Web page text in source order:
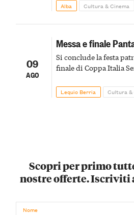
Alba Cultura & Cinema
09
AGO
Messa e finale
Si conclude la festa
finale di Coppa Italia
Lequio Berria Cultura &
Scopri per primo
nostre offerte. Iscriviti
Nome